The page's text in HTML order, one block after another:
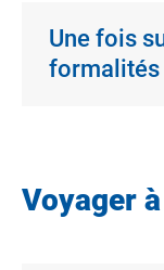
Une fois
formalités
Voyager